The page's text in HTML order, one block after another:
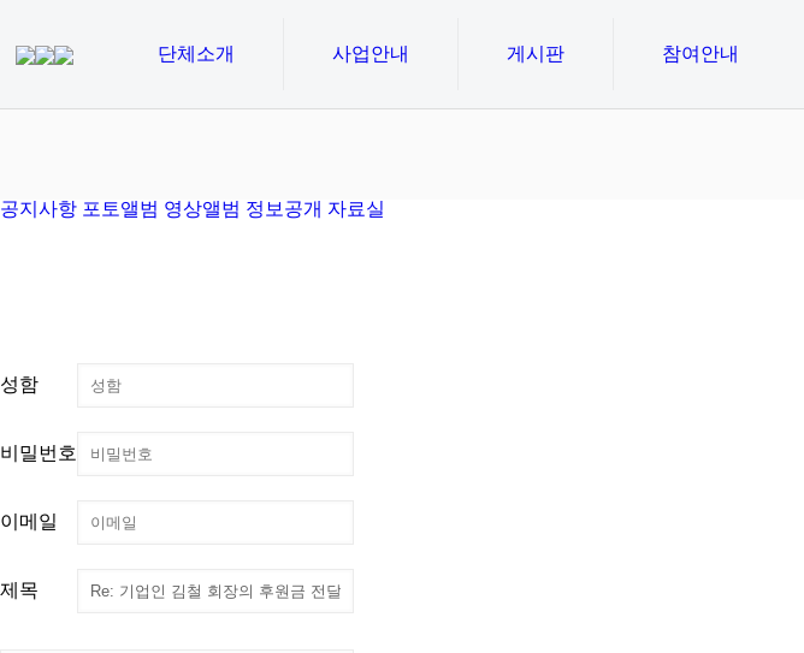
단체소개 사업안내 게시판 참여안내
공지사항 포토앨범 영상앨범 정보공개 자료실
성함
비밀번호
이메일
제목